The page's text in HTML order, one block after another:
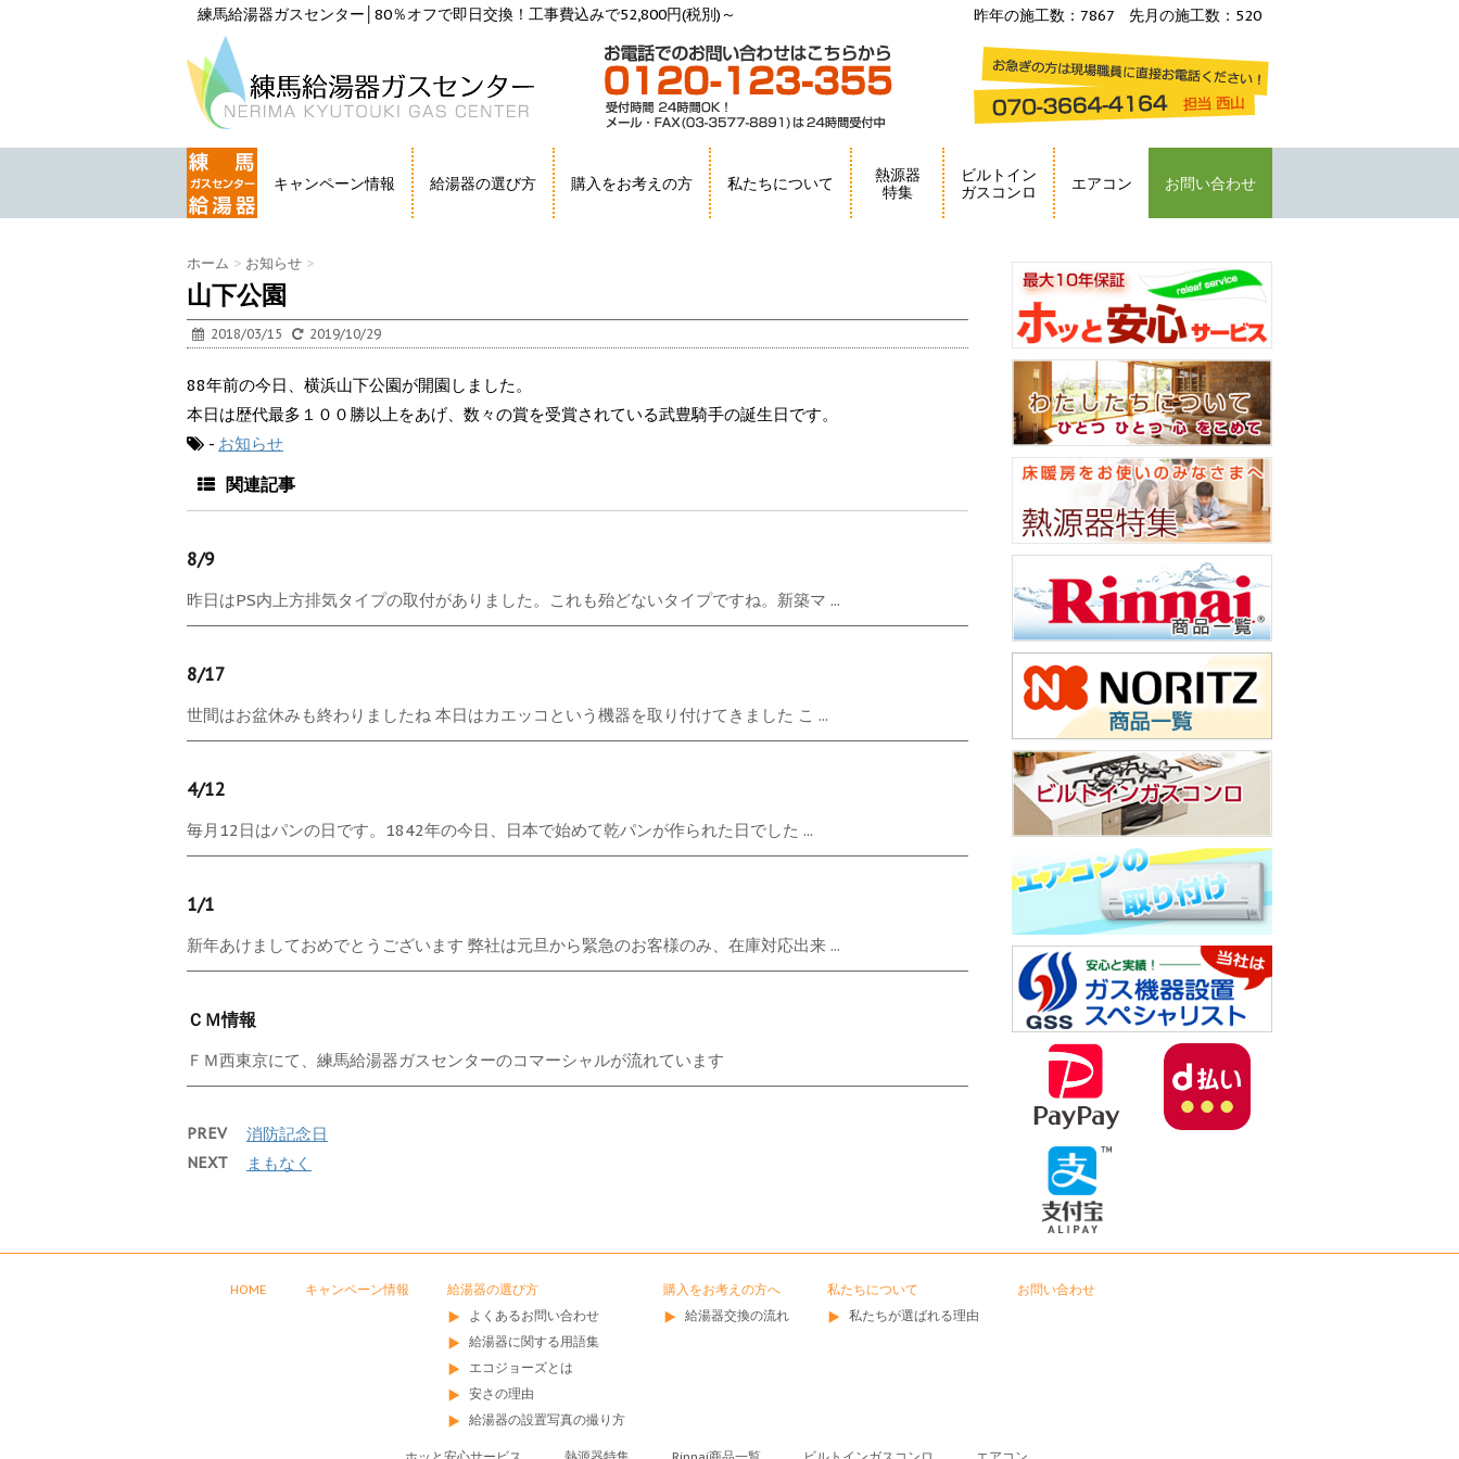
練馬給湯器ガスセンター│80％オフで即日交換！工事費込みで52,800円(税別)～ 昨年の施工数：7867 先月の施工数：520
キャンペーン情報 給湯器の選び方 購入をお考えの方 私たちについて
熱源器
特集
ビルトイン
ガスコンロ
エアコン お問い合わせ
ホーム > お知らせ >
山下公園
2018/03/15 2019/10/29
88年前の今日、横浜山下公園が開園しました。
本日は歴代最多１００勝以上をあげ、数々の賞を受賞されている武豊騎手の誕生日です。
- お知らせ
関連記事
8/9
昨日はPS内上方排気タイプの取付がありました。これも殆どないタイプですね。新築マ ...
8/17
世間はお盆休みも終わりましたね 本日はカエッコという機器を取り付けてきました こ ...
4/12
毎月12日はパンの日です。1842年の今日、日本で始めて乾パンが作られた日でした ...
1/1
新年あけましておめでとうございます 弊社は元旦から緊急のお客様のみ、在庫対応出来 ...
ＣＭ情報
ＦＭ西東京にて、練馬給湯器ガスセンターのコマーシャルが流れています
PREV 消防記念日
NEXT まもなく
HOME キャンペーン情報
給湯器の選び方
よくあるお問い合わせ
給湯器に関する用語集
エコジョーズとは
安さの理由
給湯器の設置写真の撮り方
購入をお考えの方へ
給湯器交換の流れ
私たちについて
私たちが選ばれる理由
お問い合わせ